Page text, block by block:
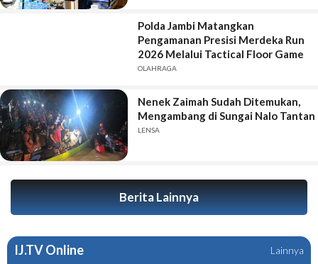
Polda Jambi Matangkan
Pengamanan Presisi Merdeka Run
2026 Melalui Tactical Floor Game
OLAHRAGA
Nenek Zaimah Sudah Ditemukan,
Mengambang di Sungai Nalo Tantan
LENSA
Berita Lainnya
IJ.TV Online Lainnya